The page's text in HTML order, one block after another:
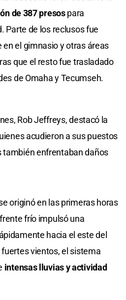
de 387 presospara
Parte de los reclusos fue
el gimnasio y otras áreas
que el resto fue trasladado
de Omaha y Tecumseh.
Rob Jeffreys, destacó la
acudieron a sus puestos
también enfrentaban daños
originó en las primeras horas
frío impulsó una
hacia el este del
vientos, el sistema
intensas lluvias y actividad